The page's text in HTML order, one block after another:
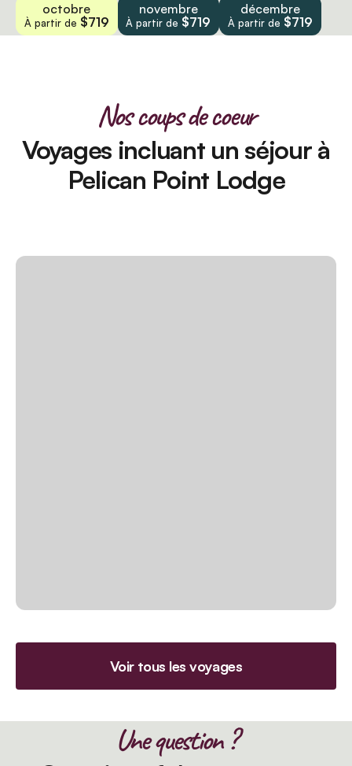
octobre
À partir de $719
novembre
À partir de $719
décembre
À partir de $719
Nos coups de coeur
Voyages incluant un séjour à
Pelican Point Lodge
Voir tous les voyages
Une question ?